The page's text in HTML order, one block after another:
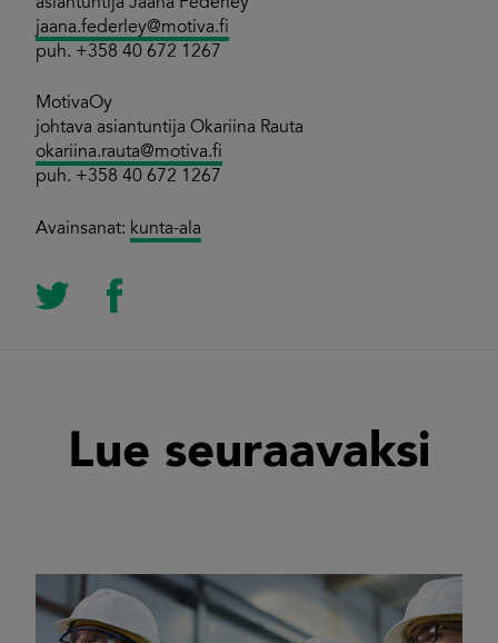
jaana.federley@motiva.fi
puh. +358 40 672 1267
MotivaOy
johtava asiantuntija Okariina Rauta
okariina.rauta@motiva.fi
puh. +358 40 672 1267
Avainsanat: kunta-ala
Lue seuraavaksi